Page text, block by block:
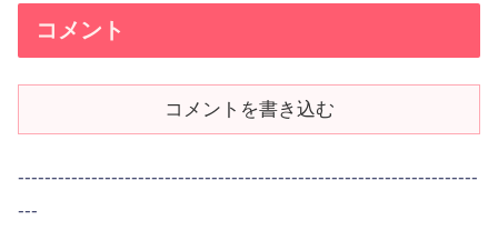
コメント
コメントを書き込む
---------------------------------------------------------------------
---